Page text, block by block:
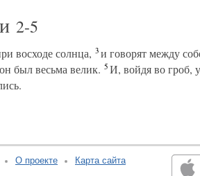
2-5
восходе солнца, 3и говорят между
был весьма велик. 5И, войдя во гроб,
О проекте Карта сайта